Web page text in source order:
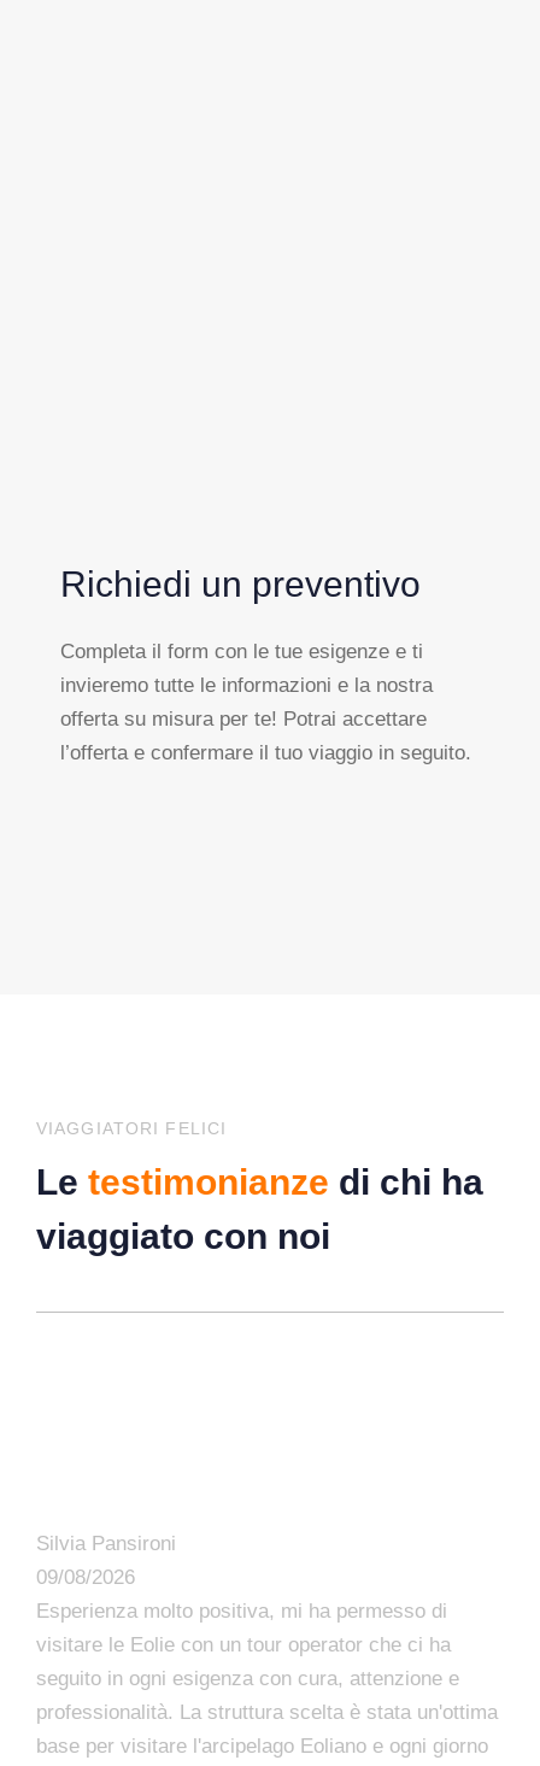
Richiedi un preventivo
Completa il form con le tue esigenze e ti
invieremo tutte le informazioni e la nostra
offerta su misura per te! Potrai accettare
l’offerta e confermare il tuo viaggio in seguito.
VIAGGIATORI FELICI
Le testimonianze di chi ha
viaggiato con noi
Silvia Pansironi
09/08/2026
Esperienza molto positiva, mi ha permesso di
visitare le Eolie con un tour operator che ci ha
seguito in ogni esigenza con cura, attenzione e
professionalità. La struttura scelta è stata un'ottima
base per visitare l'arcipelago Eoliano e ogni giorno